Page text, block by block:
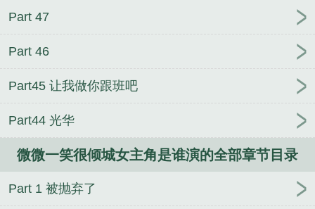
微微一笑
微微
一笑很倾城免费观看高清完整版在线观看
微微一笑
很倾城免费观看完整版
微微一笑很倾城网友见面会
很倾城百度
微微一笑
年播出的 微微一笑很倾城免费观看全集电视剧 微微
一笑很倾城分集剧情
微微一笑很倾城电视剧免费观
看完整版 微微一笑很倾城郑爽
微微一笑很倾城免费
Part 47
Part 46
Part45 让我做你跟班吧
Part44 光华
微微一笑很倾城女主角是谁演的全部章节目录
Part 1 被抛弃了